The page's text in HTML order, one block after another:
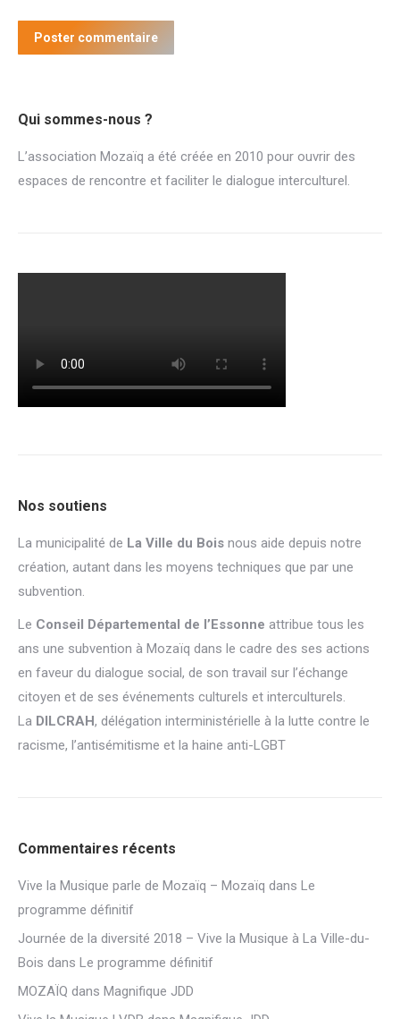
Poster commentaire
Qui sommes-nous ?
L’association Mozaïq a été créée en 2010 pour ouvrir des
espaces de rencontre et faciliter le dialogue interculturel.
Nos soutiens
La municipalité de La Ville du Bois nous aide depuis notre
création, autant dans les moyens techniques que par une
subvention.
Le Conseil Départemental de l’Essonne attribue tous les
ans une subvention à Mozaïq dans le cadre des ses actions
en faveur du dialogue social, de son travail sur l’échange
citoyen et de ses événements culturels et interculturels.
La DILCRAH, délégation interministérielle à la lutte contre le
racisme, l’antisémitisme et la haine anti-LGBT
Commentaires récents
Vive la Musique parle de Mozaïq – Mozaïq dans Le
programme définitif
Journée de la diversité 2018 – Vive la Musique à La Ville-du-
Bois dans Le programme définitif
MOZAÏQ dans Magnifique JDD